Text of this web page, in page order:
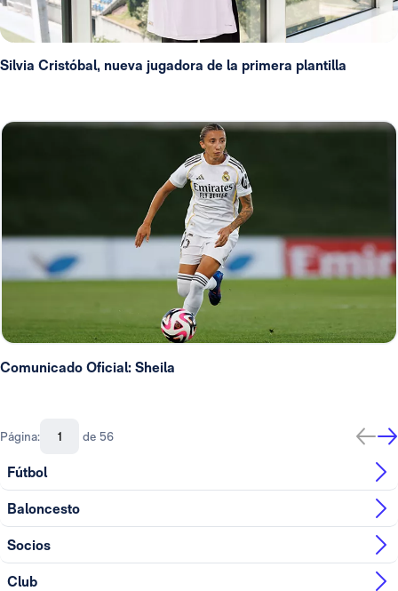
Silvia Cristóbal, nueva jugadora de la primera plantilla
Comunicado Oficial: Sheila
Página: de 56
Fútbol
Baloncesto
Socios
Club